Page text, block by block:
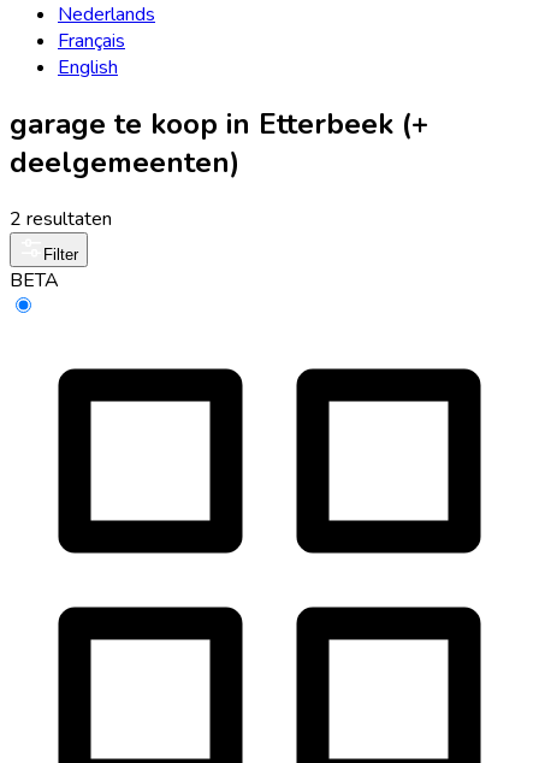
Nederlands
Français
English
garage te koop in Etterbeek (+
deelgemeenten)
2 resultaten
Filter
BETA